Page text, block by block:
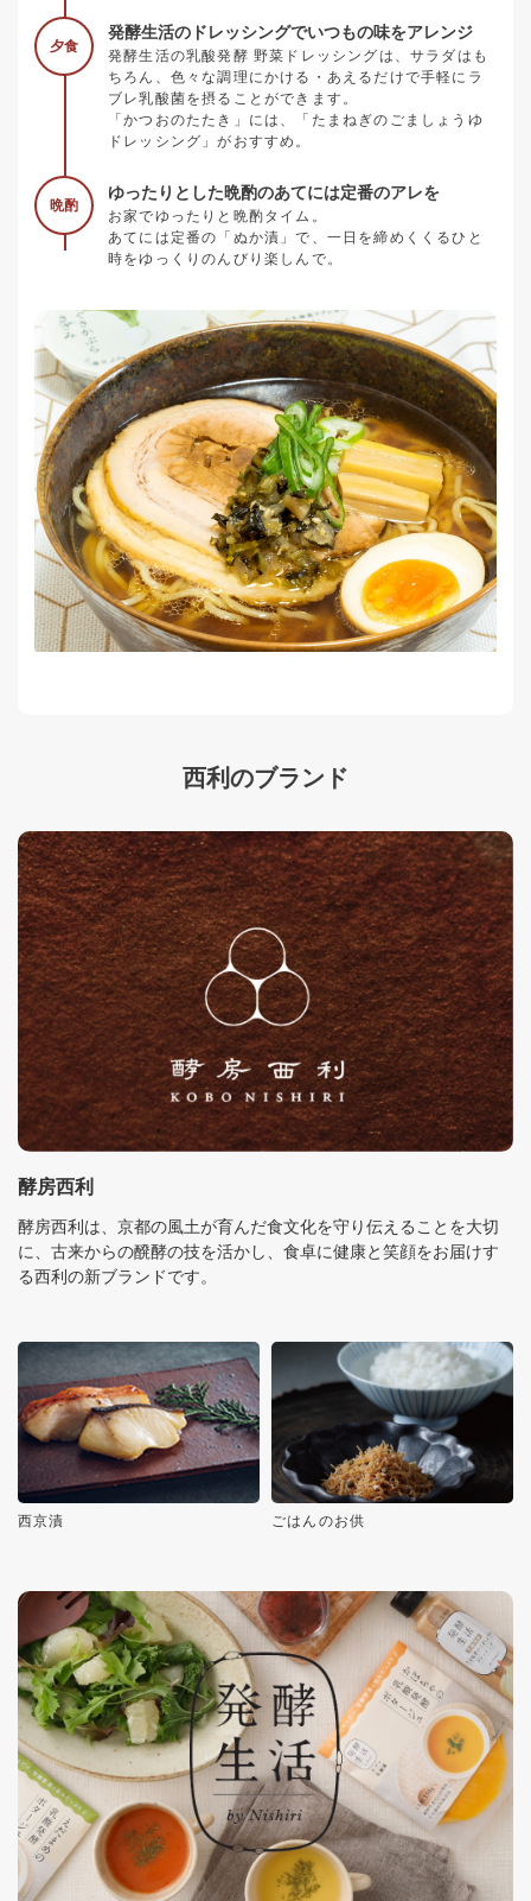
夕食
発酵生活のドレッシングでいつもの味をアレンジ
発酵生活の乳酸発酵 野菜ドレッシングは、サラダはも
ちろん、色々な調理にかける・あえるだけで手軽にラ
ブレ乳酸菌を摂ることができます。
「かつおのたたき」には、「たまねぎのごましょうゆ
ドレッシング」がおすすめ。
晩酌
ゆったりとした晩酌のあてには定番のアレを
お家でゆったりと晩酌タイム。
あてには定番の「ぬか漬」で、一日を締めくくるひと
時をゆっくりのんびり楽しんで。
西利のブランド
酵房西利
酵房西利は、京都の風土が育んだ食文化を守り伝えることを大切
に、古来からの醗酵の技を活かし、食卓に健康と笑顔をお届けす
る西利の新ブランドです。
西京漬 ごはんのお供